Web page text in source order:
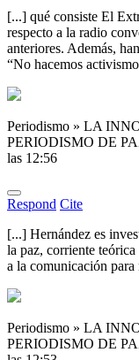
[...] qué consiste El
respecto a la radio
anteriores. Además,
“No hacemos
Periodismo » LA
PERIODISMO DE
las 12:56
Respond Cite
[...] Hernández es
la paz, corriente
a la comunicación
Periodismo » LA
PERIODISMO DE